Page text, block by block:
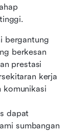
bergantung
berkesan
prestasi
kerja
komunikasi
dapat
sumbangan